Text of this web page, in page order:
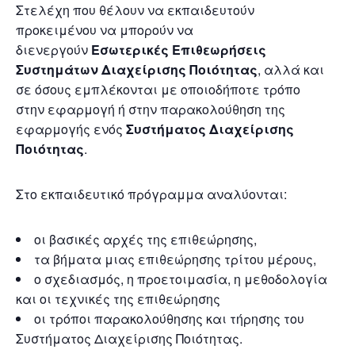
Στελέχη που θέλουν να εκπαιδευτούν
προκειμένου να μπορούν να
διενεργούν Εσωτερικές Επιθεωρήσεις
Συστημάτων Διαχείρισης Ποιότητας, αλλά και
σε όσους εμπλέκονται με οποιοδήποτε τρόπο
στην εφαρμογή ή στην παρακολούθηση της
εφαρμογής ενός Συστήματος Διαχείρισης
Ποιότητας.
Στο εκπαιδευτικό πρόγραμμα αναλύονται:
οι βασικές αρχές της επιθεώρησης,
τα βήματα μιας επιθεώρησης τρίτου μέρους,
ο σχεδιασμός, η προετοιμασία, η μεθοδολογία
και οι τεχνικές της επιθεώρησης
οι τρόποι παρακολούθησης και τήρησης του
Συστήματος Διαχείρισης Ποιότητας.